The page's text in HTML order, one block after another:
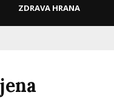
ZDRAVA HRANA